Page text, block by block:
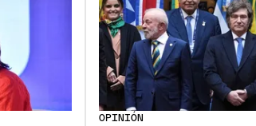
OPINIÓN